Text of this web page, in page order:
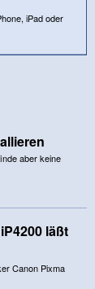
iPad oder
aber keine
läßt
Canon Pixma